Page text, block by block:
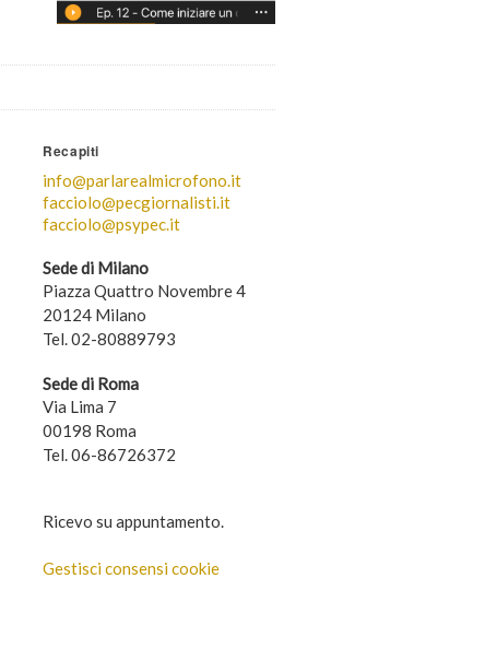
Recapiti
info@parlarealmicrofono.it
facciolo@pecgiornalisti.it
facciolo@psypec.it
Sede di Milano
Piazza Quattro Novembre 4
20124 Milano
Tel. 02-80889793
Sede di Roma
Via Lima 7
00198 Roma
Tel. 06-86726372
Ricevo su appuntamento.
Gestisci consensi cookie